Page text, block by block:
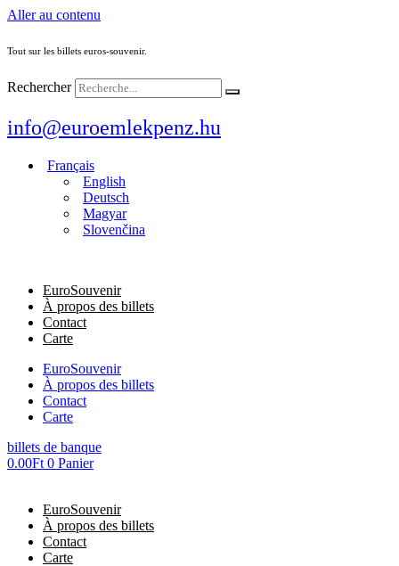
Aller au contenu
Tout sur les billets euros-souvenir.
Rechercher
info@euroemlekpenz.hu
Français
English
Deutsch
Magyar
Slovenčina
EuroSouvenir
À propos des billets
Contact
Carte
EuroSouvenir
À propos des billets
Contact
Carte
billets de banque
0.00Ft 0 Panier
EuroSouvenir
À propos des billets
Contact
Carte